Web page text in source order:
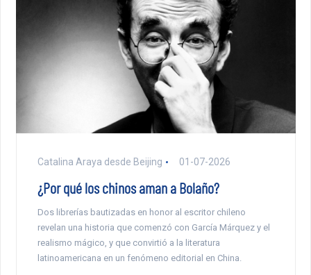
Catalina Araya desde Beijing 01-07-2026
¿Por qué los chinos aman a Bolaño?
Dos librerías bautizadas en honor al escritor chileno
revelan una historia que comenzó con García Márquez y el
realismo mágico, y que convirtió a la literatura
latinoamericana en un fenómeno editorial en China.